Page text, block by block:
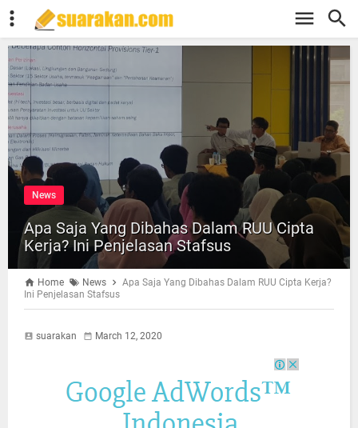
News
Apa Saja Yang Dibahas Dalam RUU Cipta
Kerja? Ini Penjelasan Stafsus
Home News
Apa Saja Yang Dibahas Dalam RUU Cipta Kerja?
Ini Penjelasan Stafsus
suarakan March 12, 2020